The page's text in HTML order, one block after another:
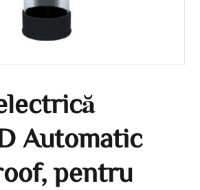
Automatic
pentru